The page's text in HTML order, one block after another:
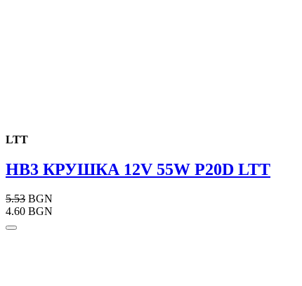
LTT
HB3 КРУШКА 12V 55W P20D LTT
5.53 BGN
4.60 BGN